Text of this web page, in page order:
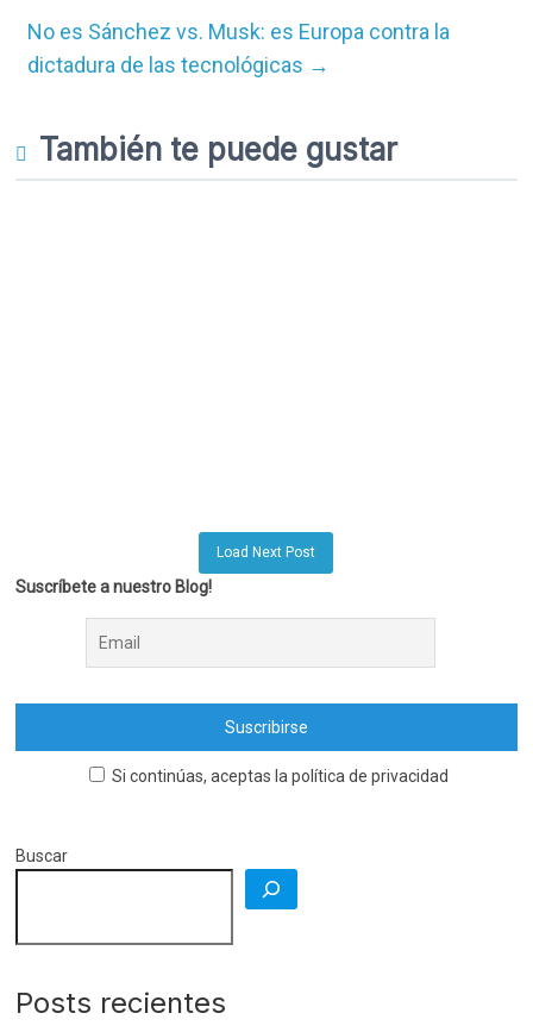
No es Sánchez vs. Musk: es Europa contra la
dictadura de las tecnológicas →
También te puede gustar
Load Next Post
Suscríbete a nuestro Blog!
Si continúas, aceptas la política de privacidad
Buscar
Posts recientes